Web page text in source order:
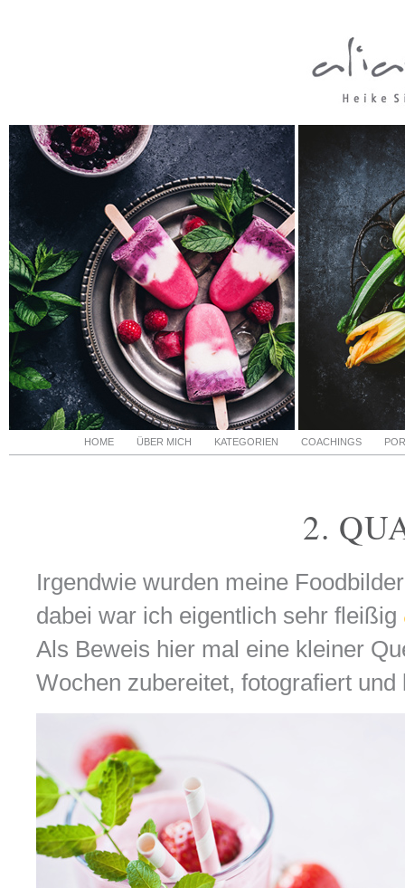
HOME ÜBER MICH KATEGORIEN COACHINGS
2.
Irgendwie wurden meine
dabei war ich eigentlich sehr fleißig
Als Beweis hier mal eine kleiner
Wochen zubereitet, fotografiert